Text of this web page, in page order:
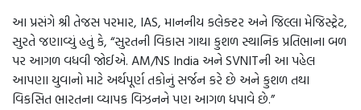
આ પ્રસંગે શ્રી તેજસ પરમાર, IAS, માનનીય કલેક્ટર અને જિલ્લા મેજિસ્ટ્રેટ,
સુરતે જણાવ્યું હતું કે, “સુરતની વિકાસ ગાથા કુશળ સ્થાનિક પ્રતિભાના બળ
પર આગળ વધવી જોઈએ. AM/NS India અને SVNITની આ પહેલ
આપણા યુવાનો માટે અર્થપૂર્ણ તકોનું સર્જન કરે છે અને કુશળ તથા
વિકસિત ભારતના વ્યાપક વિઝનને પણ આગળ ધપાવે છે.”